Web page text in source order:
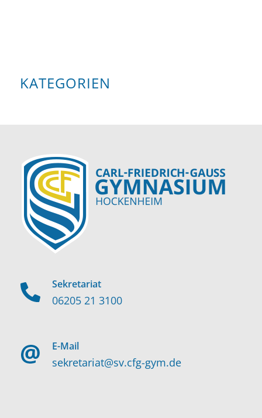
KATEGORIEN
Sekretariat
06205 21 3100
E-Mail
sekretariat@sv.cfg-gym.de